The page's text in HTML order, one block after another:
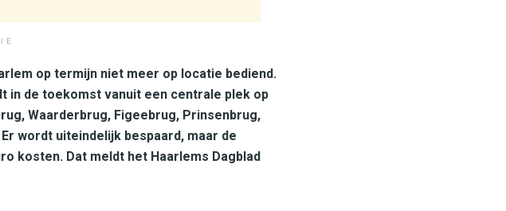
op termijn niet meer op locatie bediend.
in de toekomst vanuit een centrale plek op
Waarderbrug, Figeebrug, Prinsenbrug,
wordt uiteindelijk bespaard, maar de
kosten. Dat meldt het Haarlems Dagblad